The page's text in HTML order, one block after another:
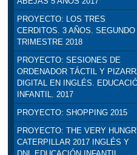
PROYECTO: LOS TRES
CERDITOS. 3 AÑOS. SEGUNDO
TRIMESTRE 2018
PROYECTO: SESIONES DE
ORDENADOR TÁCTIL Y
DIGITAL EN INGLÉS.
INFANTIL. 2017
PROYECTO: SHOPPING 2015
PROYECTO: THE VERY
CATERPILLAR 2017 INGLÉS Y